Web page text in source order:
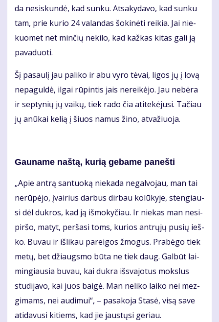
da ne­si­skun­dė, kad sun­ku. At­sa­ky­da­vo, kad sun­ku
tam, prie ku­rio 24 va­lan­das šo­ki­nė­ti rei­kia. Jai nie­
kuo­met net min­čių ne­ki­lo, kad kaž­kas ki­tas ga­li ją
pa­va­duo­ti.
Šį pa­sau­lį jau pa­li­ko ir abu vy­ro tė­vai, li­gos jų į lo­vą
ne­pa­gul­dė, il­gai rū­pin­tis jais ne­rei­kė­jo. Jau ne­bė­ra
ir sep­ty­nių jų vai­kų, tiek ra­do čia ati­te­kė­ju­si. Ta­čiau
jų anū­kai ke­lią į šiuos na­mus ži­no, at­va­žiuo­ja.
Gau­na­me naš­tą, ku­rią ge­ba­me pa­neš­ti
„Apie an­trą san­tuo­ką nie­ka­da ne­gal­vo­jau, man tai
ne­rū­pė­jo, įvai­rius dar­bus dir­bau ko­lū­ky­je, sten­giau­
si dėl duk­ros, kad ją iš­mo­ky­čiau. Ir nie­kas man ne­si­
pir­šo, ma­tyt, per­ša­si toms, ku­rios ant­rų­jų pu­sių ieš­
ko. Bu­vau ir iš­li­kau pa­rei­gos žmo­gus. Pra­bė­go tiek
me­tų, bet džiaugs­mo bū­ta ne tiek daug. Gal­būt lai­
min­giau­sia bu­vau, kai duk­ra iš­sva­jo­tus moks­lus
stu­di­ja­vo, kai juos bai­gė. Man ne­li­ko lai­ko nei mez­
gi­mams, nei au­di­mui“, – pa­sa­ko­ja Sta­sė, vi­są sa­ve
ati­da­vu­si ki­tiems, kad jie jaus­tų­si ge­riau.